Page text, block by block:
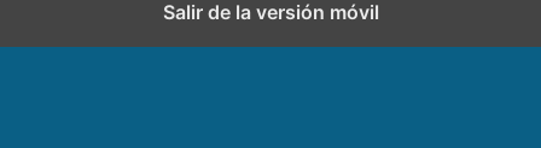
Salir de la versión móvil